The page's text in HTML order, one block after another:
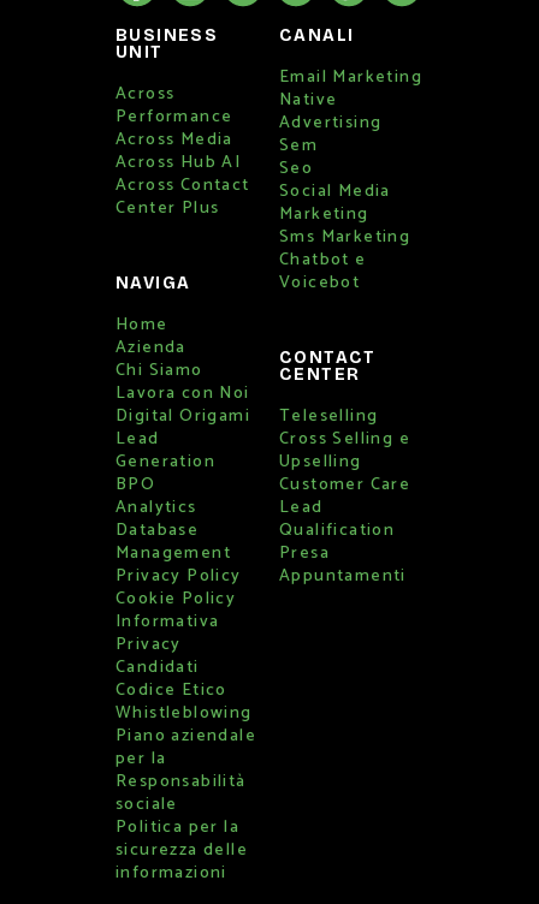
BUSINESS
UNIT
Across
Performance
Across Media
Across Hub AI
Across Contact
Center Plus
NAVIGA
Home
Azienda
Chi Siamo
Lavora con Noi
Digital Origami
Lead
Generation
BPO
Analytics
Database
Management
Privacy Policy
Cookie Policy
Informativa
Privacy
Candidati
Codice Etico
Whistleblowing
Piano aziendale
per la
Responsabilità
sociale
Politica per la
sicurezza delle
informazioni
CANALI
Email Marketing
Native
Advertising
Sem
Seo
Social Media
Marketing
Sms Marketing
Chatbot e
Voicebot
CONTACT
CENTER
Teleselling
Cross Selling e
Upselling
Customer Care
Lead
Qualification
Presa
Appuntamenti